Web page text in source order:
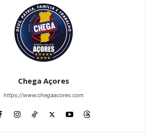
Chega Açores
https://www.chegaacores.com